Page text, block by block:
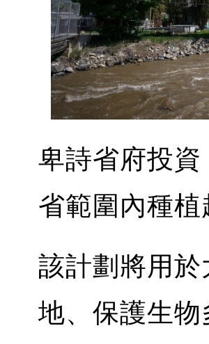
卑詩省府投
省範圍內種
該計劃將用
地、保護生